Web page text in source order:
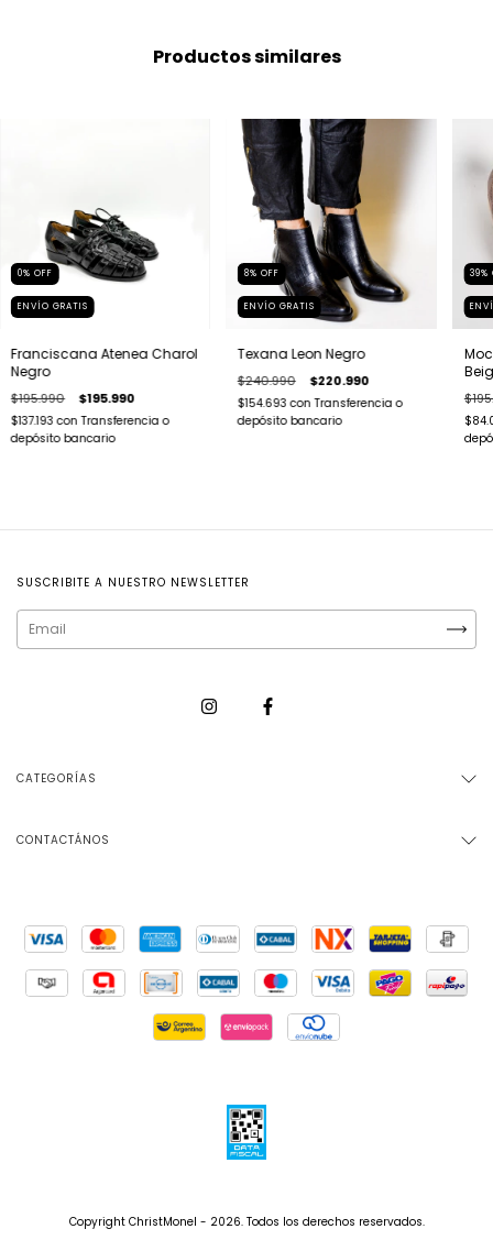
Productos similares
0% OFF
ENVÍO GRATIS
Franciscana Atenea Charol
Negro
$195.990 $195.990
$137.193con Transferencia o
depósito bancario
8% OFF
ENVÍO GRATIS
Texana Leon Negro
$240.990 $220.990
$154.693con Transferencia o
depósito bancario
39%
SUSCRIBITE A NUESTRO NEWSLETTER
CATEGORÍAS
CONTACTÁNOS
Copyright ChristMonel - 2026. Todos los derechos reservados.